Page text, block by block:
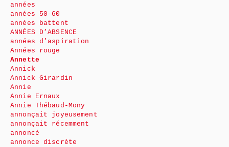
années
années 50-60
années battent
ANNÉES D’ABSENCE
années d’aspiration
Années rouge
Annette
Annick
Annick Girardin
Annie
Annie Ernaux
Annie Thébaud-Mony
annonçait joyeusement
annonçait récemment
annoncé
annonce discrète